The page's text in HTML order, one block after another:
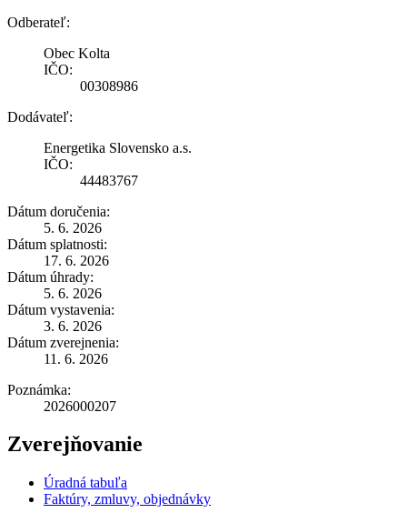
Odberateľ:
Obec Kolta
IČO:
00308986
Dodávateľ:
Energetika Slovensko a.s.
IČO:
44483767
Dátum doručenia:
5. 6. 2026
Dátum splatnosti:
17. 6. 2026
Dátum úhrady:
5. 6. 2026
Dátum vystavenia:
3. 6. 2026
Dátum zverejnenia:
11. 6. 2026
Poznámka:
2026000207
Zverejňovanie
Úradná tabuľa
Faktúry, zmluvy, objednávky